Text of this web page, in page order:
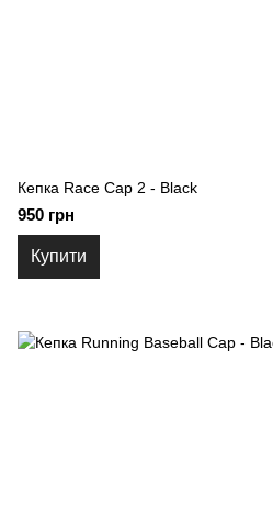
Кепка Race Cap 2 - Black
950 грн
Купити